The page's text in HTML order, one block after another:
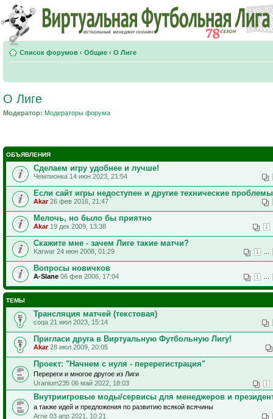
Список форумов ‹ Общие ‹ О Лиге
О Лиге
Модератор: Модераторы форума
ОБЪЯВЛЕНИЯ
Сделаем игру удобнее и лучше!
Чемпионка 14 июн 2023, 21:54
Если сайт игры недоступен и другие технические проблемы
Akar26 фев 2016, 21:47
Мелочь, но было бы приятно
1
Akar19 дек 2009, 13:38
Скажите мне - зачем Лиге такие матчи?
1
Karwar 24 июн 2008, 01:29
Вопросы новичков
1
A-Slane 06 фев 2006, 17:04
ТЕМЫ
Трансляция матчей (текстовая)
coqa 21 июл 2023, 15:14
Пригласи друга в Виртуальную Футбольную Лигу!
Akar28 июл 2009, 20:05
Проект: "Начнем с нуля - перерегистрация"
Перереги и многое другое из Лиги
1
Uranium235 06 май 2022, 18:03
Внутриигровые моды/сервисы для менеджеров и
а также идей и предложения по развитию всякой всячины
Arne 03 апр 2021, 10:21